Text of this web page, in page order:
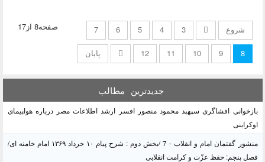
صفحه8 از17 شروع 3
4
5
6
7
8
9
10
11
12 پایان
جدیدترین مطالب
بازخوانی افشاگری سپهبد محمود منصور افسر ارشد اطلاعات مصر درباره هواپیمای
اوکراینی
منشور گفتمان امام و انقلاب - 7 /بخش دوم : شرح پیام ۱۰ خرداد ۱۳۶۹ امام خامنه ای/
فصل پنجم: حفظ عزّت و کرامت انقلابی